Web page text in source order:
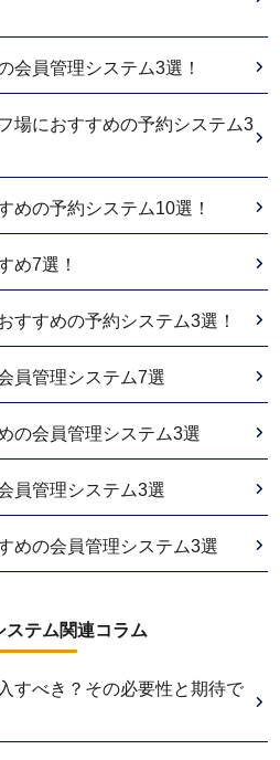
会員管理システム3選！
場におすすめの予約システム3
めの予約システム10選！
め7選！
すすめの予約システム3選！
員管理システム7選
の会員管理システム3選
員管理システム3選
めの会員管理システム3選
ステム関連コラム
すべき？その必要性と期待で